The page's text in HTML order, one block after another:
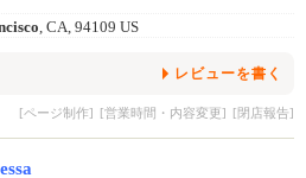
, CA, 94109 US
レビューを書く
[ページ制作] [営業時間・内容変更] [閉店報告]